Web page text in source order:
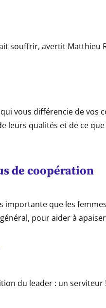
souffrir, avertit Matthieu
vous différencie de vos
leurs qualités et de ce
de coopération
importante que les
pour aider à
du leader : un serviteur !